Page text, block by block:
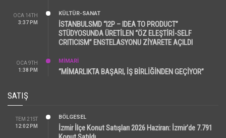
OCA 14TH
3:37 PM
KÜLTÜR-SANAT
İSTANBULSMD “I2P – IDEA TO PRODUCT”
STÜDYOSUNDA ÜRETİLEN “ÖZ ELEŞTİRİ-SELF
CRITICISM” ENSTELASYONU ZİYARETE AÇILDI
OCA 9TH
1:38 PM
MİMARİ
“MİMARLIKTA BAŞARI, İŞ BİRLİĞİNDEN GEÇİYOR”
SATIŞ
TEM 21ST
12:02 PM
BÖLGESEL
İzmir İlçe Konut Satışları 2026 Haziran: İzmir’de 7.791